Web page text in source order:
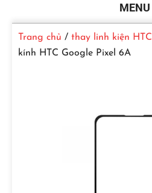
i
n
MENU
Trang chủ / thay linh kiện HTC
kính HTC Google Pixel 6A